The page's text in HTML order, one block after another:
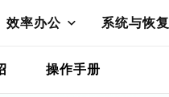
效率办公 系统与恢复
操作手册